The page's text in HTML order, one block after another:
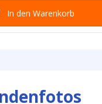
Dicke des LED
In den Warenkorb